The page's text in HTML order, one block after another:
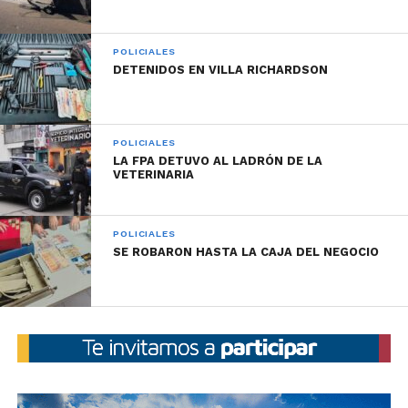
POLICIALES
DETENIDOS EN VILLA RICHARDSON
POLICIALES
LA FPA DETUVO AL LADRÓN DE LA
VETERINARIA
POLICIALES
SE ROBARON HASTA LA CAJA DEL NEGOCIO